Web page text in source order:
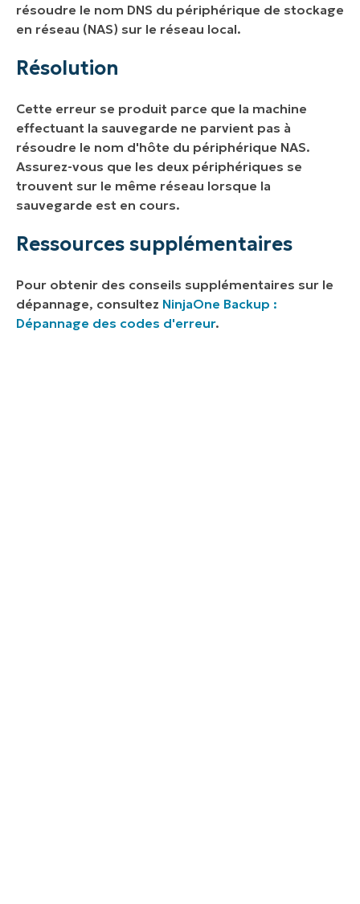
résoudre le nom DNS du périphérique de stockage
en réseau (NAS) sur le réseau local.
Résolution
Cette erreur se produit parce que la machine
effectuant la sauvegarde ne parvient pas à
résoudre le nom d'hôte du périphérique NAS.
Assurez-vous que les deux périphériques se
trouvent sur le même réseau lorsque la
sauvegarde est en cours.
Ressources supplémentaires
Pour obtenir des conseils supplémentaires sur le
dépannage, consultez NinjaOne Backup :
Dépannage des codes d'erreur.